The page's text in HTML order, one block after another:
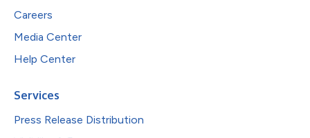
Careers
Media Center
Help Center
Services
Press Release Distribution